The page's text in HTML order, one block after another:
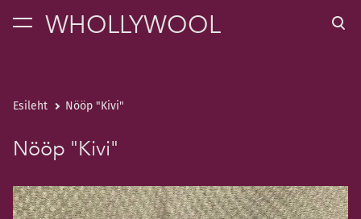
WHOLLYWOOL
lisati ostukorvi. Vaata ostukorvi
Esileht Nööp "Kivi"
Nööp "Kivi"